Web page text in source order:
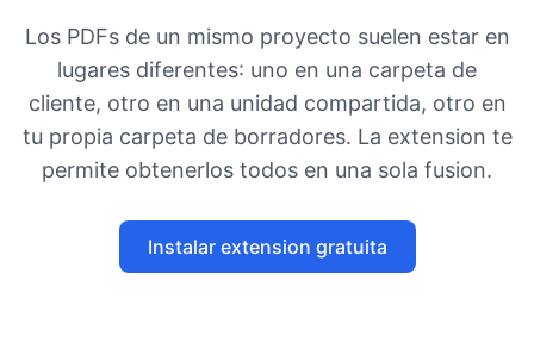
Los PDFs de un mismo proyecto suelen estar en
lugares diferentes: uno en una carpeta de
cliente, otro en una unidad compartida, otro en
tu propia carpeta de borradores. La extension te
permite obtenerlos todos en una sola fusion.
Instalar extension gratuita